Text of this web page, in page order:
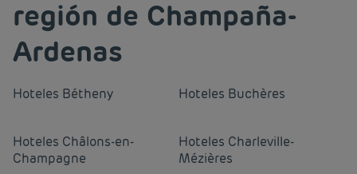
región de Champaña-
Ardenas
Hoteles Bétheny Hoteles Buchères
Hoteles Châlons-en-
Champagne
Hoteles Charleville-
Mézières